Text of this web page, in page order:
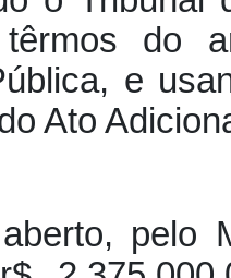
do
e
Ato
pelo